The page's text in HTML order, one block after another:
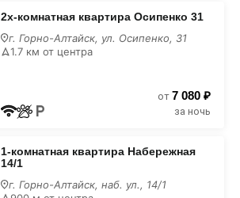
2х-комнатная квартира Осипенко 31
г. Горно-Алтайск, ул. Осипенко, 31
1.7 км от центра
от 7 080 ₽
за ночь
1-комнатная квартира Набережная
14/1
г. Горно-Алтайск, наб. ул., 14/1